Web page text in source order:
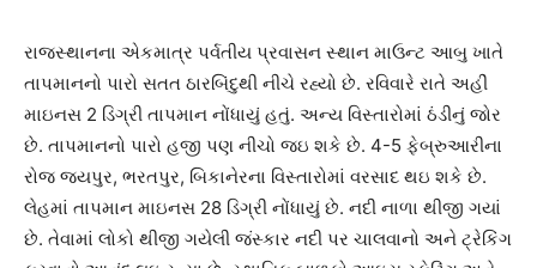
રાજસ્થાનના એકમાત્ર પર્વતીય પ્રવાસન સ્થાન માઉન્ટ આબુ ખાતે
તાપમાનનો પારો સતત ઠારબિંદુથી નીચે રહ્યો છે. રવિવારે રાતે અહીં
માઇનસ 2 ડિગ્રી તાપમાન નોંધાયું હતું. અન્ય વિસ્તારોમાં ઠંડીનું જોર
છે. તાપમાનનો પારો હજી પણ નીચો જઇ શકે છે. 4-5 ફેબ્રુઆરીના
રોજ જયપુર, ભરતપુર, બિકાનેરના વિસ્તારોમાં વરસાદ થઇ શકે છે.
લેહમાં તાપમાન માઇનસ 28 ડિગ્રી નોંધાયું છે. નદી નાળા થીજી ગયાં
છે. તેવામાં લોકો થીજી ગયેલી જંસ્કાર નદી પર ચાલવાનો અને ટ્રેકિંગ